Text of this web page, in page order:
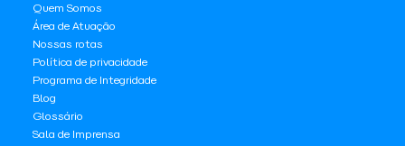
Quem Somos
Área de Atuação
Nossas rotas
Política de privacidade
Programa de Integridade
Blog
Glossário
Sala de Imprensa